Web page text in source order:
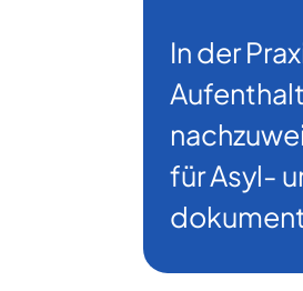
In der
für Asyl-